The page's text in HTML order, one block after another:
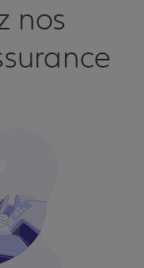
nos